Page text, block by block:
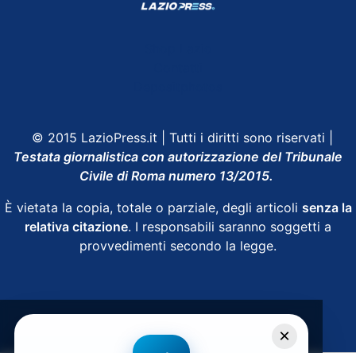
© 2015 LazioPress.it | Tutti i diritti sono riservati |
Testata giornalistica con autorizzazione del Tribunale
Civile di Roma numero 13/2015.
È vietata la copia, totale o parziale, degli articoli senza la
relativa citazione. I responsabili saranno soggetti a
provvedimenti secondo la legge.
×